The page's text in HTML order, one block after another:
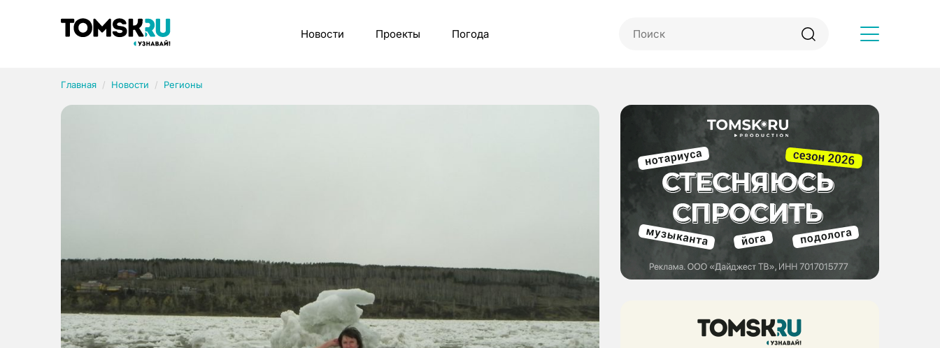
Новости Проекты Погода
Главная Новости Регионы
Рубрики